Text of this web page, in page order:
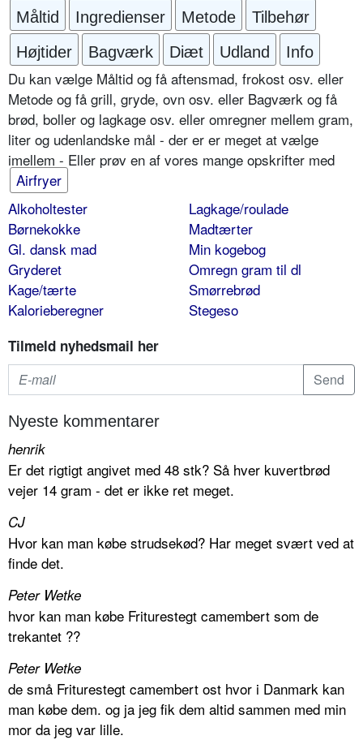
Måltid Ingredienser Metode
Tilbehør
Højtider
Bagværk Diæt Udland Info
Du kan vælge Måltid og få aftensmad, frokost osv. eller
Metode og få grill, gryde, ovn osv. eller Bagværk og få
brød, boller og lagkage osv. eller omregner mellem gram,
liter og udenlandske mål - der er er meget at vælge
imellem - Eller prøv en af vores mange opskrifter med
Airfryer
Alkoholtester
Børnekokke
Gl. dansk mad
Gryderet
Kage/tærte
Kalorieberegner
Lagkage/roulade
Madtærter
Min kogebog
Omregn gram til dl
Smørrebrød
Stegeso
Tilmeld nyhedsmail her
Nyeste kommentarer
henrik
Er det rigtigt angivet med 48 stk? Så hver kuvertbrød
vejer 14 gram - det er ikke ret meget.
CJ
Hvor kan man købe strudsekød? Har meget svært ved at
finde det.
Peter Wetke
hvor kan man købe Friturestegt camembert som de
trekantet ??
Peter Wetke
de små Friturestegt camembert ost hvor i Danmark kan
man købe dem. og ja jeg fik dem altid sammen med min
mor da jeg var lille.